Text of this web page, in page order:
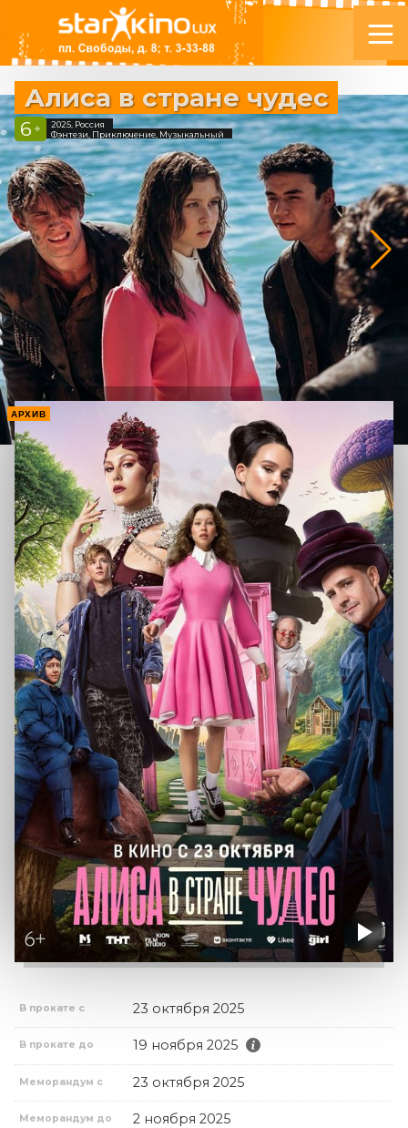
Алиса в стране чудес
6 +
2025, Россия
Фэнтези, Приключение, Музыкальный
АРХИВ
В прокате с 23 октября 2025
В прокате до 19 ноября 2025
Меморандум с 23 октября 2025
Меморандум до 2 ноября 2025